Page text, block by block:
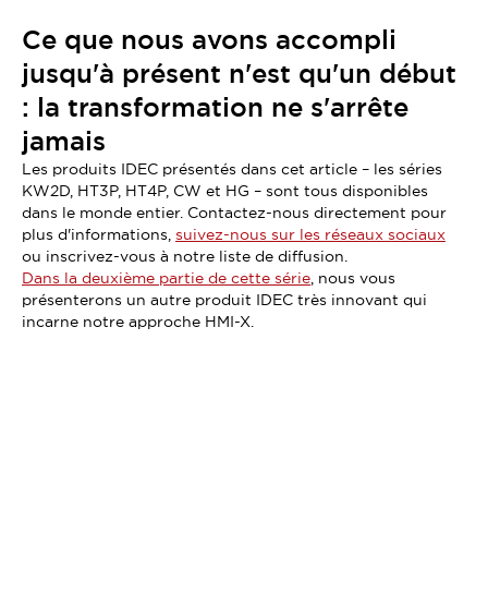
Ce que nous avons accompli
jusqu'à présent n'est qu'un début
: la transformation ne s'arrête
jamais
Les produits IDEC présentés dans cet article – les séries
KW2D, HT3P, HT4P, CW et HG – sont tous disponibles
dans le monde entier. Contactez-nous directement pour
plus d'informations, suivez-nous sur les réseaux sociaux
ou inscrivez-vous à notre liste de diffusion.
Dans la deuxième partie de cette série, nous vous
présenterons un autre produit IDEC très innovant qui
incarne notre approche HMI-X.